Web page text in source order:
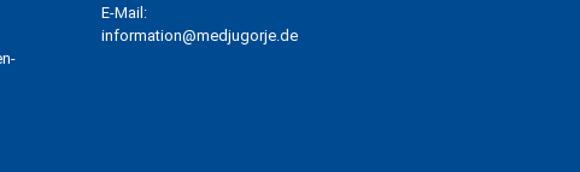
E-Mail:
information@medjugorje.de